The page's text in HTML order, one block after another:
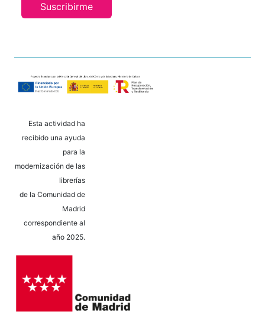
Suscribirme
Esta actividad ha
recibido una ayuda
para la
modernización de las
librerías
de la Comunidad de
Madrid
correspondiente al
año 2025.